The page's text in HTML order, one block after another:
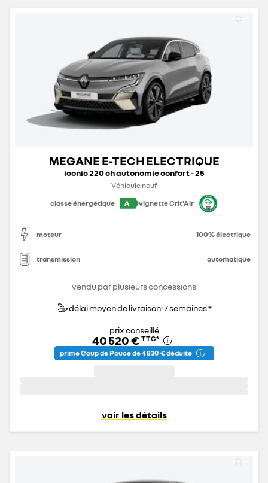
MEGANE E-TECH ELECTRIQUE
iconic 220 ch autonomie confort - 25
Véhicule neuf
classe énergétique
A vignette Crit'Air
moteur 100% électrique
transmission automatique
vendu par plusieurs concessions
délai moyen de livraison: 7 semaines *
prix conseillé
40 520 € TTC*
prime Coup de Pouce de 4 830 € déduite
voir les détails